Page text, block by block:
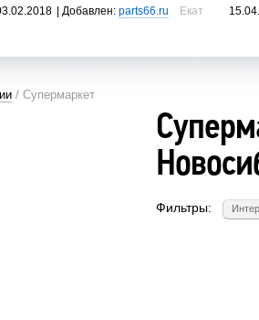
| Добавлен:parts66.ru Екатеринбург,
/ Супермаркет
Фильтры: